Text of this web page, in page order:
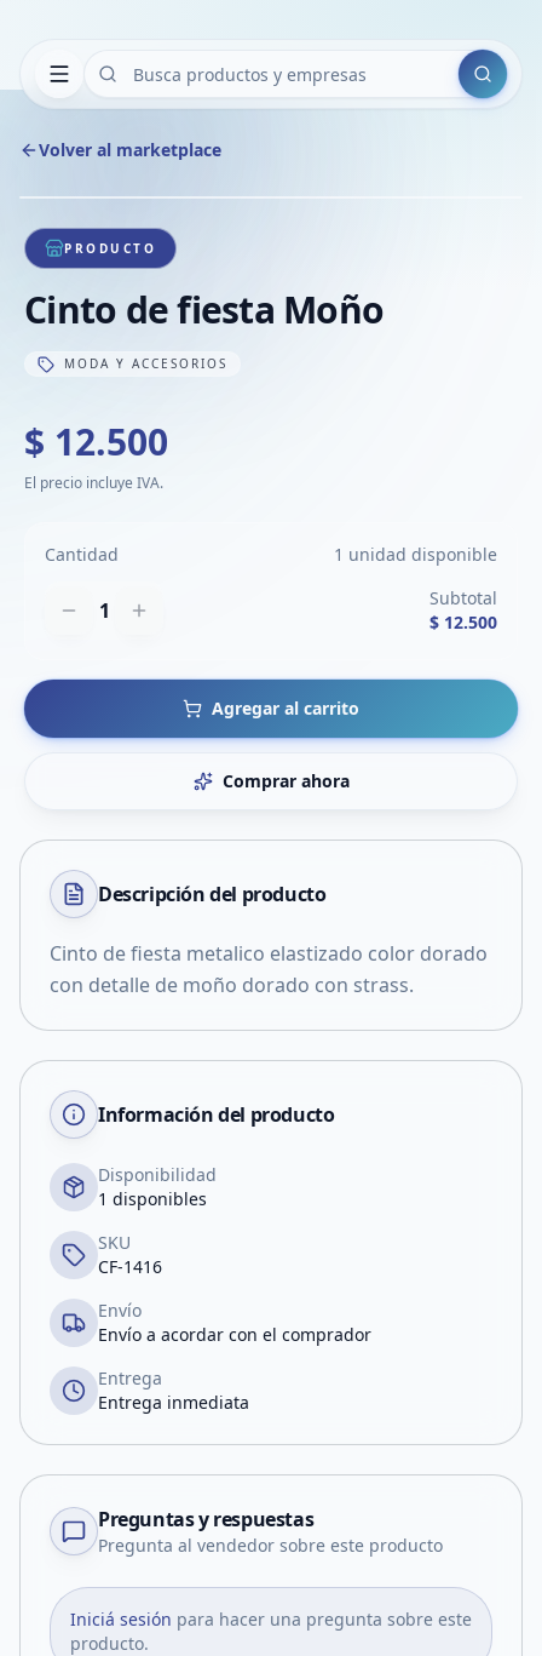
Buscar
Volver al marketplace
1/1
PRODUCTO
Cinto de fiesta Moño
MODA Y ACCESORIOS
$ 12.500
El precio incluye IVA.
Cantidad 1 unidad disponible
1
Subtotal
$ 12.500
Agregar al carrito
Comprar ahora
Descripción del producto
Cinto de fiesta metalico elastizado color dorado
con detalle de moño dorado con strass.
Información del producto
Disponibilidad
1 disponibles
SKU
CF-1416
Envío
Envío a acordar con el comprador
Entrega
Entrega inmediata
Preguntas y respuestas
Pregunta al vendedor sobre este producto
Iniciá sesión para hacer una pregunta sobre este
producto.